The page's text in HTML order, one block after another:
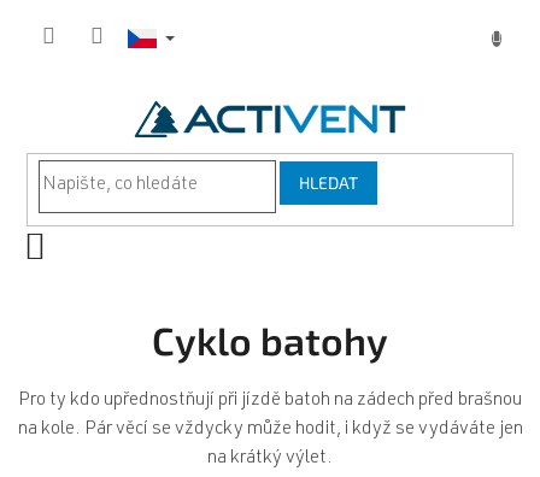
HLEDAT
Cyklo batohy
Pro ty kdo upřednostňují při jízdě batoh na zádech před brašnou
na kole. Pár věcí se vždycky může hodit, i když se vydáváte jen
na krátký výlet.